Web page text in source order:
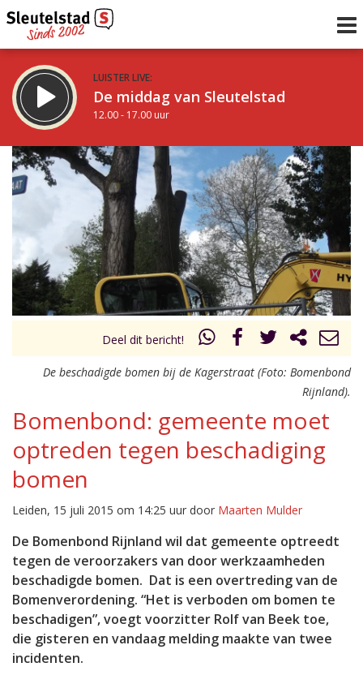
LUISTER LIVE:
De middag van Sleutelstad
12.00 - 17.00 uur
STRAKS:
Sleutelstad 30
17.00 - 19.00 uur
uur 1 van 0 Volgend uur
Inklappen
Deel dit bericht!
De beschadigde bomen bij de Kagerstraat (Foto: Bomenbond
Rijnland).
Bomenbond: gemeente moet
optreden tegen beschadiging
bomen
Leiden, 15 juli 2015 om 14:25 uur door Maarten Mulder
De Bomenbond Rijnland wil dat gemeente optreedt
tegen de veroorzakers van door werkzaamheden
beschadigde bomen. Dat is een overtreding van de
Bomenverordening. “Het is verboden om bomen te
beschadigen”, voegt voorzitter Rolf van Beek toe,
die gisteren en vandaag melding maakte van twee
incidenten.